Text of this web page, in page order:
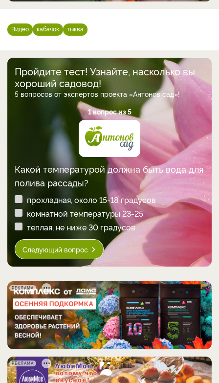
Видео кабачок тыква
Пройдите тест! Узнайте, насколько вы
хороший садовод!
5 вопросов от экспертов проекта «Антонов сад»!
1 вопрос из 5
Какой температурой должна быть вода для
полива рассады?
прохладная, около 15-18 градусов
комнатной температуры 23-25
теплая, не ниже 30 градусов
Следующий вопрос
РЕКЛАМА
РЕКЛАМА